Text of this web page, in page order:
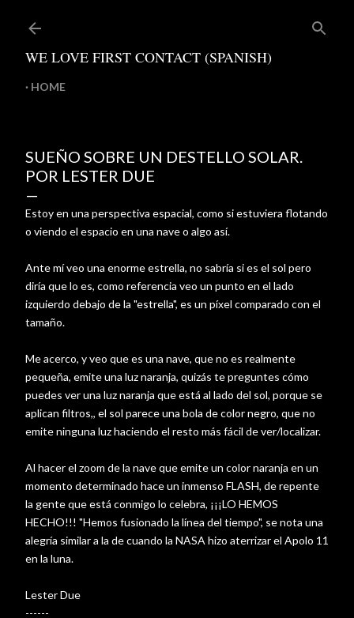
WE LOVE FIRST CONTACT (SPANISH)
HOME
SUEÑO SOBRE UN DESTELLO SOLAR.
POR LESTER DUE
Estoy en una perspectiva espacial, como si estuviera flotando
o viendo el espacio en una nave o algo así.
Ante mí veo una enorme estrella, no sabría si es el sol pero
diría que lo es, como referencia veo un punto en el lado
izquierdo debajo de la "estrella", es un píxel comparado con el
tamaño.
Me acerco, y veo que es una nave, que no es realmente
pequeña, emite una luz naranja, quizás te preguntes cómo
puedes ver una luz naranja que está al lado del sol, porque se
aplican filtros,, el sol parece una bola de color negro, que no
emite ninguna luz haciendo el resto más fácil de ver/localizar.
Al hacer el zoom de la nave que emite un color naranja en un
momento determinado hace un inmenso FLASH, de repente
la gente que está conmigo lo celebra, ¡¡¡LO HEMOS
HECHO!!! "Hemos fusionado la línea del tiempo", se nota una
alegría similar a la de cuando la NASA hizo aterrizar el Apolo 11
en la luna.
Lester Due
------